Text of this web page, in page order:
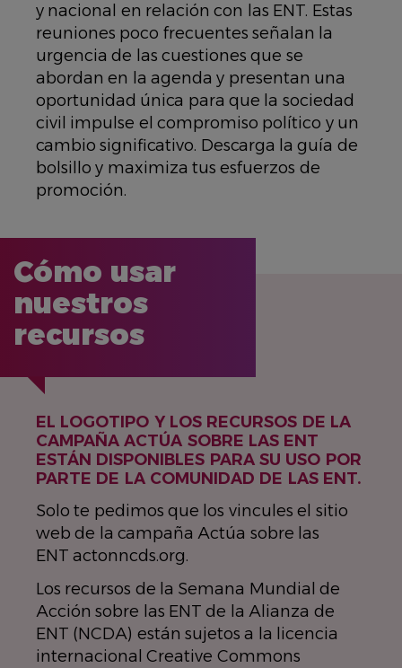
y nacional en relación con las ENT. Estas
reuniones poco frecuentes señalan la
urgencia de las cuestiones que se
abordan en la agenda y presentan una
oportunidad única para que la sociedad
civil impulse el compromiso político y un
cambio significativo. Descarga la guía de
bolsillo y maximiza tus esfuerzos de
promoción.
Cómo usar
nuestros
recursos
EL LOGOTIPO Y LOS RECURSOS DE LA
CAMPAÑA ACTÚA SOBRE LAS ENT
ESTÁN DISPONIBLES PARA SU USO POR
PARTE DE LA COMUNIDAD DE LAS ENT.
Solo te pedimos que los vincules el sitio
web de la campaña Actúa sobre las
ENT actonncds.org.
Los recursos de la Semana Mundial de
Acción sobre las ENT de la Alianza de
ENT (NCDA) están sujetos a la licencia
internacional Creative Commons